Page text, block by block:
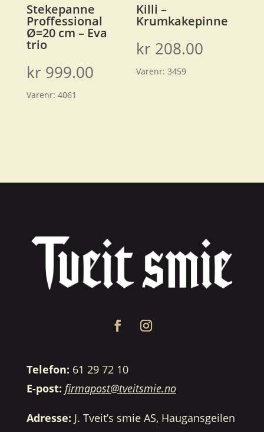
Stekepanne
Proffessional
Ø=20 cm – Eva
trio
kr 999.00
Varenr: 4061
Killi –
Krumkakepinne
kr 208.00
Varenr:3459
Telefon: 61 29 72 10
E-post: firmapost@tveitsmie.no
Adresse: J. Tveit’s smie AS, Haugansgeilen